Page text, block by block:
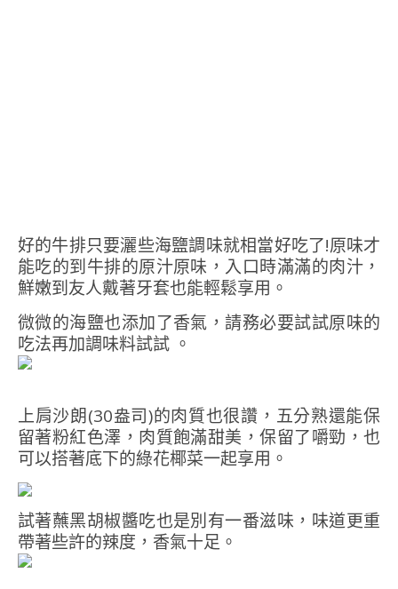
好的牛排只要灑些海鹽調味就相當好吃了!原味才
能吃的到牛排的原汁原味，入口時滿滿的肉汁，
鮮嫩到友人戴著牙套也能輕鬆享用。
微微的海鹽也添加了香氣，請務必要試試原味的
吃法再加調味料試試 。
上肩沙朗(30盎司)的肉質也很讚，五分熟還能保
留著粉紅色澤，肉質飽滿甜美，保留了嚼勁，也
可以搭著底下的綠花椰菜一起享用。
試著蘸黑胡椒醬吃也是別有一番滋味，味道更重
帶著些許的辣度，香氣十足。